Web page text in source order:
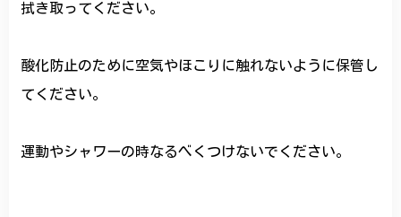
拭き取ってください。
酸化防止のために空気やほこりに触れないように保管し
てください。
運動やシャワーの時なるべくつけないでください。